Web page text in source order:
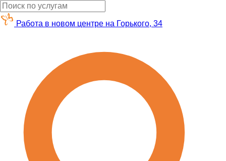
Работа в новом центре на Горького, 34